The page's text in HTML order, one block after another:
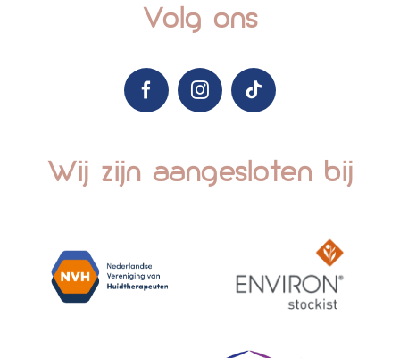
Volg ons
Wij zijn aangesloten bij